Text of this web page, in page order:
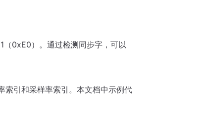
0xE0）。通过检测同步字，可以
索引和采样率索引。本文档中示例代